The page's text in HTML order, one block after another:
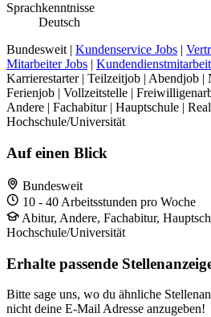
Sprachkenntnisse
Deutsch
Bundesweit | Kundenservice Jobs |
Mitarbeiter Jobs |
Karrierestarter | Teilzeitjob | Abendjob |
Ferienjob | Vollzeitstelle |
Andere | Fachabitur | Hauptschule |
Hochschule/Universität
Auf einen Blick
Bundesweit
10 - 40 Arbeitsstunden pro Woche
Abitur, Andere, Fachabitur,
Hochschule/Universität
Erhalte passende
Bitte sage uns, wo du ähnliche
nicht deine E-Mail Adresse anzugeben!